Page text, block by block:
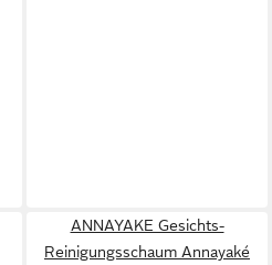
ANNAYAKE Gesichts-
Reinigungsschaum Annayaké